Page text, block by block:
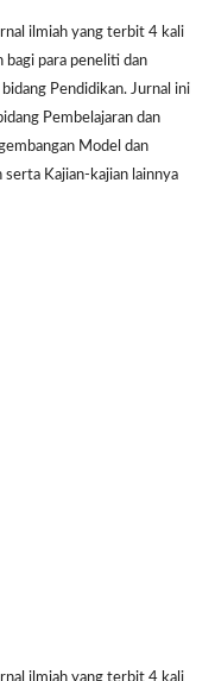
ilmiah yang terbit 4 kali
bagi para peneliti dan
Pendidikan. Jurnal ini
Pembelajaran dan
Model dan
Kajian-kajian lainnya